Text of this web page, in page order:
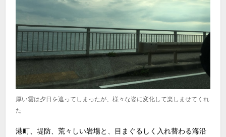
厚い雲は夕日を遮ってしまったが、様々な姿に変化して楽しませてくれ
た
港町、堤防、荒々しい岩場と、目まぐるしく入れ替わる海沿